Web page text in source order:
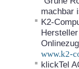
machbar
K2-
www.k2-
klickTel